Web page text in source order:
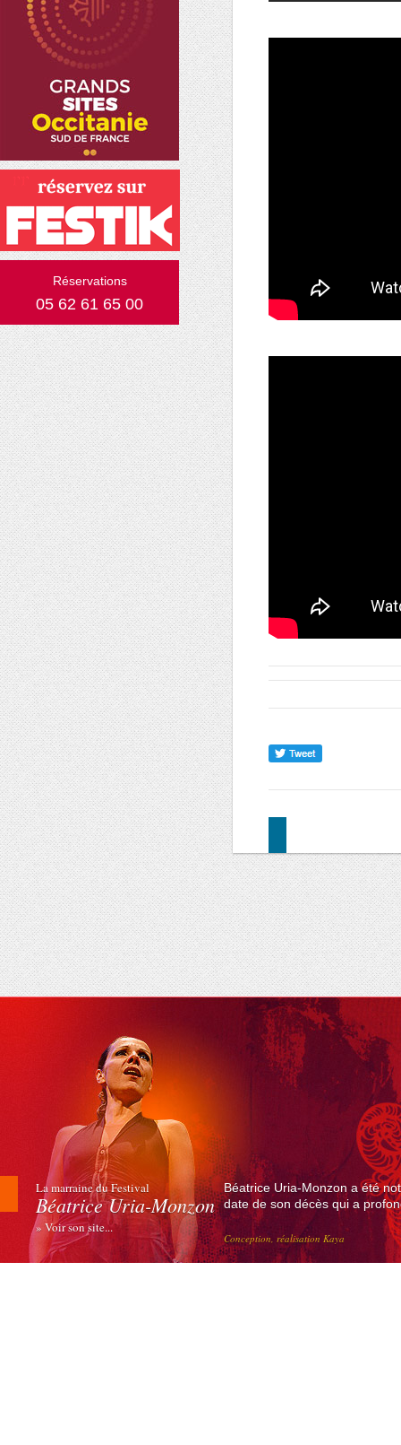
Réservations
05 62 61 65 00
La marraine du Festival
Béatrice Uria-Monzon
» Voir son site...
Béatrice Uria-Monzon a été
date de son décès qui a
Conception, réalisation Kaya